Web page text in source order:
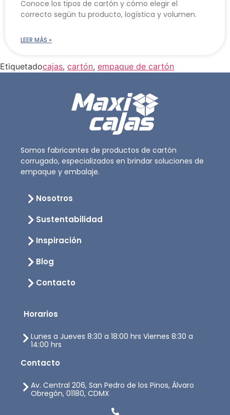
Conoce los tipos de cartón y cómo elegir el
correcto según tu producto, logística y volumen.
LEER MÁS »
Etiquetadocajas, cartón, empaque de cartón
Somos fabricantes de productos de cartón
corrugado, especializados en brindar soluciones de
empaque y embalaje.
Nosotros
Sustentabilidad
Inspiración
Blog
Contacto
Horarios
Lunes a Jueves 8:30 a 18:00 hrs Viernes 8:30 a
14:00 hrs
Contacto
Av. Central 206, San Pedro de los Pinos, Álvaro
Obregón, 01180, CDMX